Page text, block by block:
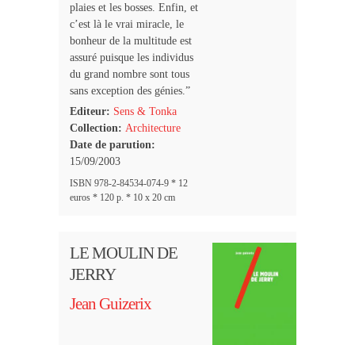
plaies et les bosses. Enfin, et
c’est là le vrai miracle, le
bonheur de la multitude est
assuré puisque les individus
du grand nombre sont tous
sans exception des génies.”
Editeur: Sens & Tonka
Collection: Architecture
Date de parution:
15/09/2003
ISBN 978-2-84534-074-9 * 12
euros * 120 p. * 10 x 20 cm
LE MOULIN DE
JERRY
Jean Guizerix